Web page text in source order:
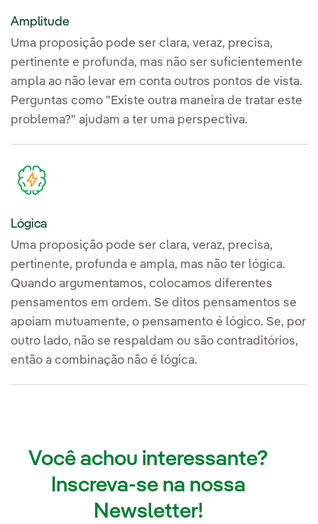
Amplitude
Uma proposição pode ser clara, veraz, precisa,
pertinente e profunda, mas não ser suficientemente
ampla ao não levar em conta outros pontos de vista.
Perguntas como "Existe outra maneira de tratar este
problema?" ajudam a ter uma perspectiva.
Lógica
Uma proposição pode ser clara, veraz, precisa,
pertinente, profunda e ampla, mas não ter lógica.
Quando argumentamos, colocamos diferentes
pensamentos em ordem. Se ditos pensamentos se
apoiam mutuamente, o pensamento é lógico. Se, por
outro lado, não se respaldam ou são contraditórios,
então a combinação não é lógica.
Você achou interessante?
Inscreva-se na nossa
Newsletter!